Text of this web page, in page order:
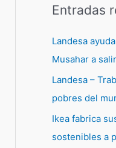
Entradas
Landesa
Musahar a
Landesa –
pobres del
Ikea fabrica
sostenibles a